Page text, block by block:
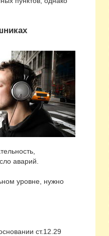
аварий.
уровне, нужно
ст.12.29